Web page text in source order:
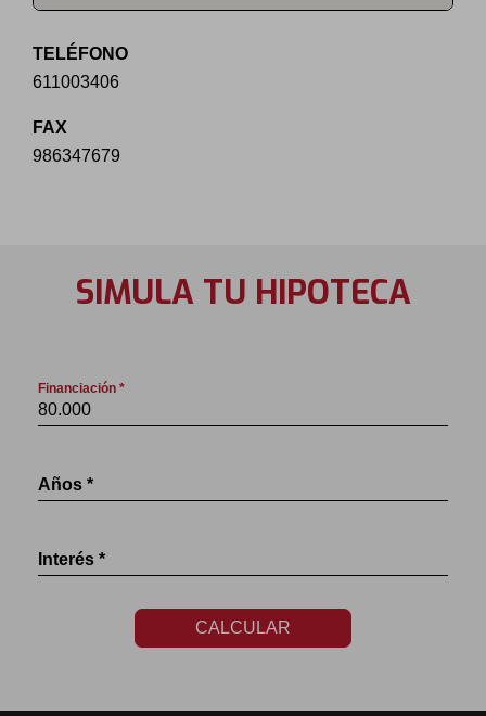
TELÉFONO
611003406
FAX
986347679
SIMULA TU HIPOTECA
Financiación *
Años *
Interés *
CALCULAR